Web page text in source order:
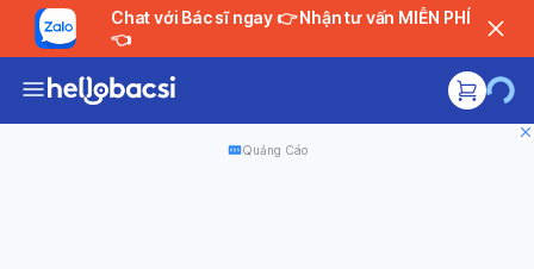
Chat với Bác sĩ ngay 👉 Nhận tư vấn MIỄN PHÍ
👈
Quảng Cáo